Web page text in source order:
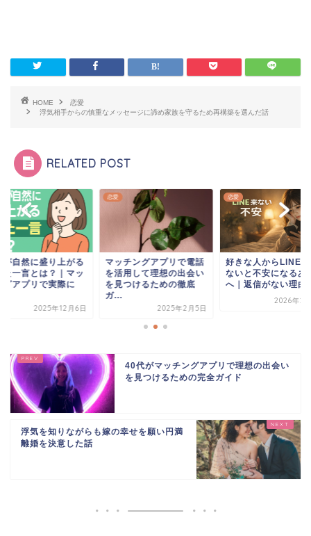
HOME
恋愛
浮気相手からの慎重なメッセージに諦め家族を守るため再構築を選んだ話
RELATED POST
が自然に盛り上がる
た一言とは？｜マッ
グアプリで実際に
2025年12月6日
恋愛
マッチングアプリで電話
を活用して理想の出会い
を見つけるための徹底
ガ...
2025年2月5日
恋愛
好きな人からLINE
ないと不安になるあ
へ｜返信がない理由
2026年2
40代がマッチングアプリで理想の出会い
を見つけるための完全ガイド
浮気を知りながらも嫁の幸せを願い円満
離婚を決意した話